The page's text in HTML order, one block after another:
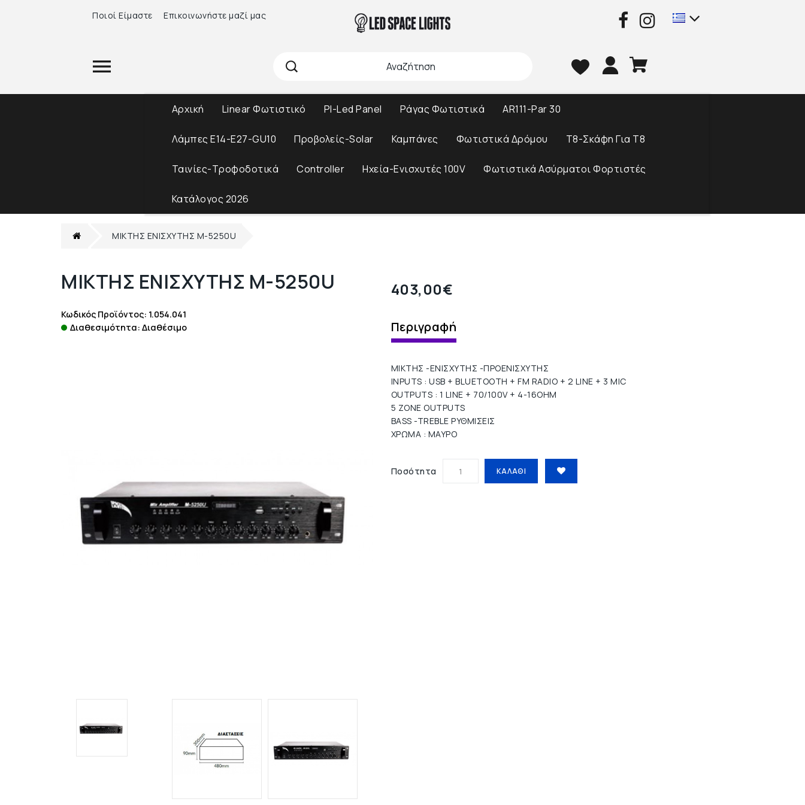
Ποιοί Είμαστε Επικοινωνήστε μαζί μας
Αρχική Linear Φωτιστικό Pl-Led Panel Ράγας Φωτιστικά AR111-Par 30
Λάμπες Ε14-Ε27-GU10 Προβολείς-Solar Καμπάνες Φωτιστικά Δρόμου T8-Σκάφη Για Τ8
Ταινίες-Τροφοδοτικά Controller Ηχεία-Ενισχυτές 100V Φωτιστικά Ασύρματοι Φορτιστές
Κατάλογος 2026
ΜΙΚΤΗΣ ΕΝΙΣΧΥΤΗΣ Μ-5250U
ΜΙΚΤΗΣ ΕΝΙΣΧΥΤΗΣ Μ-5250U
Κωδικός Προϊόντος: 1.054.041
Διαθεσιμότητα: Διαθέσιμο
403,00€
Περιγραφή
ΜΙΚΤΗΣ -ΕΝΙΣΧΥΤΗΣ -ΠΡΟΕΝΙΣΧΥΤΗΣ
INPUTS : USB + BLUETOOTH + FM RADIO + 2 LINE + 3 MIC
OUTPUTS : 1 LINE + 70/100V + 4-16OHM
5 ZONE OUTPUTS
BASS -TREBLE ΡΥΘΜΙΣΕΙΣ
ΧΡΩΜΑ : ΜΑΥΡΟ
Ποσότητα ΚΑΛΆΘΙ